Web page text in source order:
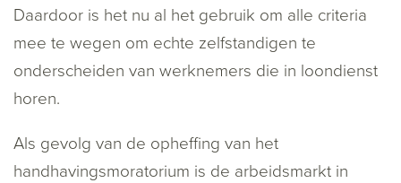
Daardoor is het nu al het gebruik om alle criteria
mee te wegen om echte zelfstandigen te
onderscheiden van werknemers die in loondienst
horen.
Als gevolg van de opheffing van het
handhavingsmoratorium is de arbeidsmarkt in